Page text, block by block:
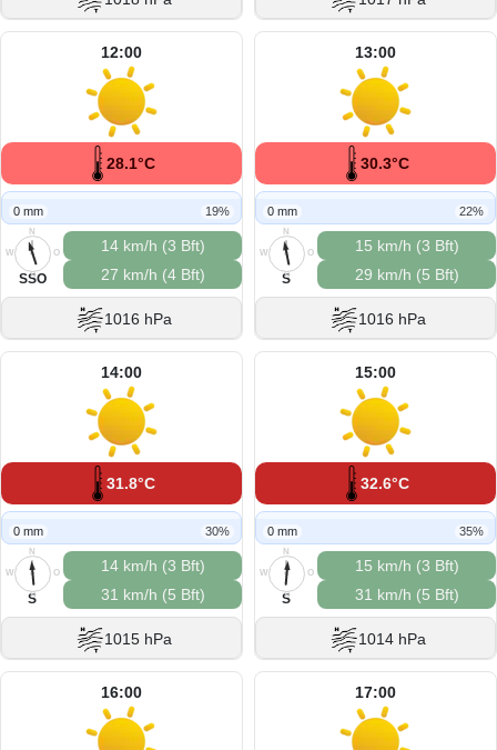
12:00
28.1°C
0 mm 19%
N
O
S
W
SSO
14 km/h (3 Bft)
27 km/h (4 Bft)
1016 hPa
13:00
30.3°C
0 mm 22%
N
O
S
W
S
15 km/h (3 Bft)
29 km/h (5 Bft)
1016 hPa
14:00
31.8°C
0 mm 30%
N
O
S
W
S
14 km/h (3 Bft)
31 km/h (5 Bft)
1015 hPa
15:00
32.6°C
0 mm 35%
N
O
S
W
S
15 km/h (3 Bft)
31 km/h (5 Bft)
1014 hPa
16:00 17:00